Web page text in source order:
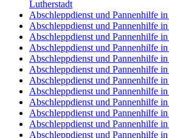
Lutherstadt
Abschleppdienst und Pannenhilfe
Abschleppdienst und Pannenhilfe
Abschleppdienst und Pannenhilfe
Abschleppdienst und Pannenhilfe
Abschleppdienst und Pannenhilfe
Abschleppdienst und Pannenhilfe
Abschleppdienst und Pannenhilfe
Abschleppdienst und Pannenhilfe
Abschleppdienst und Pannenhilfe
Abschleppdienst und Pannenhilfe
Abschleppdienst und Pannenhilfe
Abschleppdienst und Pannenhilfe